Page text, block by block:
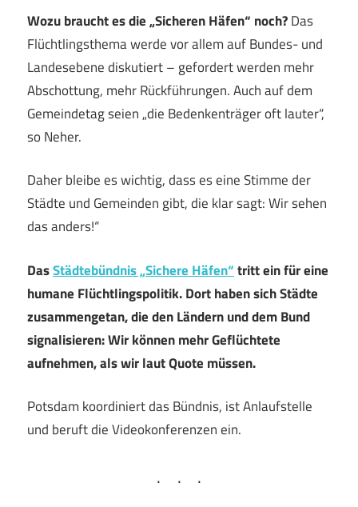
Wozu braucht es die „Sicheren Häfen“ noch?Das
Flüchtlingsthema werde vor allem auf Bundes- und
Landesebene diskutiert – gefordert werden mehr
Abschottung, mehr Rückführungen. Auch auf dem
Gemeindetag seien „die Bedenkenträger oft lauter“,
so Neher.
Daher bleibe es wichtig, dass es eine Stimme der
Städte und Gemeinden gibt, die klar sagt: Wir sehen
das anders!“
DasStädtebündnis „Sichere Häfen“tritt ein für eine
humane Flüchtlingspolitik. Dort haben sich Städte
zusammengetan, die den Ländern und dem Bund
signalisieren: Wir können mehr Geflüchtete
aufnehmen, als wir laut Quote müssen.
Potsdam koordiniert das Bündnis, ist Anlaufstelle
und beruft die Videokonferenzen ein.